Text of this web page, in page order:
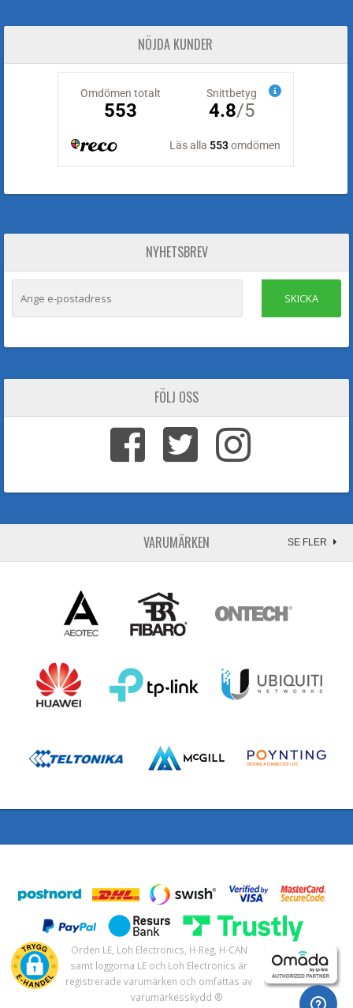
NÖJDA KUNDER
NYHETSBREV
SKICKA
FÖLJ OSS
VARUMÄRKEN SE FLER
Orden LE, Loh Electronics, H-Reg, H-CAN
samt loggorna LE och Loh Electronics är
registrerade varumärken och omfattas av
varumärkesskydd ®